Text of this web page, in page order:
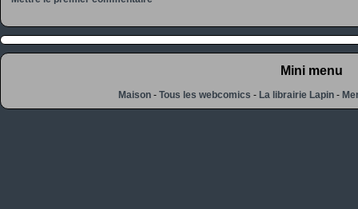
Mini menu
Maison -Tous les webcomics -La librairie Lapin -